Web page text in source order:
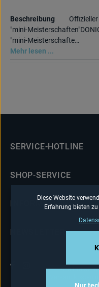
Beschreibung
"mini-
"mini-Meisterschafte…
Mehr lesen ...
SERVICE-HOTLINE
SHOP-SERVICE
INFORMATIONEN
NEWSLETTER
Alle Preise
Diese Website
Erfahrung bieten
Nur